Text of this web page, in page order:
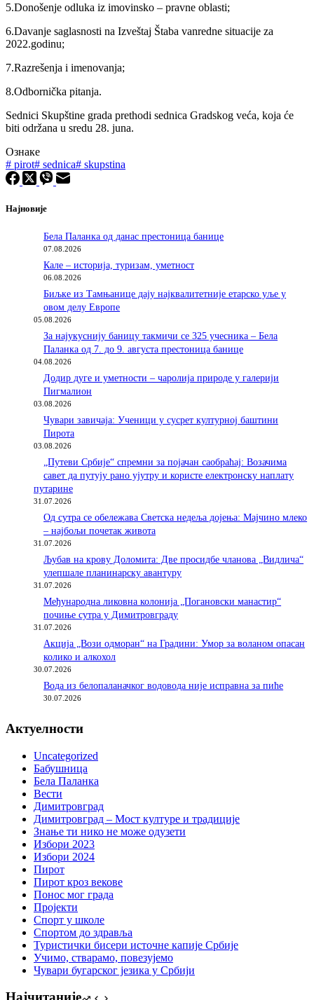
5.Donošenje odluka iz imovinsko – pravne oblasti;
6.Davanje saglasnosti na Izveštaj Štaba vanredne situacije za
2022.godinu;
7.Razrešenja i imenovanja;
8.Odbornička pitanja.
Sednici Skupštine grada prethodi sednica Gradskog veća, koja će
biti održana u sredu 28. juna.
Ознаке
# pirot# sednica# skupstina
Најновије
Бела Паланка од данас престоница банице
07.08.2026
Кале – историја, туризам, уметност
06.08.2026
Биљке из Тамњанице дају најквалитетније етарско уље у
овом делу Европе
05.08.2026
За најукуснију баницу такмичи се 325 учесника – Бела
Паланка од 7. до 9. августа престоница банице
04.08.2026
Додир дуге и уметности – чаролија природе у галерији
Пигмалион
03.08.2026
Чувари завичаја: Ученици у сусрет културној баштини
Пирота
03.08.2026
„Путеви Србије“ спремни за појачан саобраћај: Возачима
савет да путују рано ујутру и користе електронску наплату
путарине
31.07.2026
Од сутра се обележава Светска недеља дојења: Мајчино млеко
– најбољи почетак живота
31.07.2026
Љубав на крову Доломита: Две просидбе чланова „Видлича“
улепшале планинарску авантуру
31.07.2026
Међународна ликовна колонија „Погановски манастир“
почиње сутра у Димитровграду
31.07.2026
Акција „Вози одморан“ на Градини: Умор за воланом опасан
колико и алкохол
30.07.2026
Вода из белопаланачког водовода није исправна за пиће
30.07.2026
Актуелности
Uncategorized
Бабушница
Бела Паланка
Вести
Димитровград
Димитровград – Мост културе и традиције
Знање ти нико не може одузети
Избори 2023
Избори 2024
Пирот
Пирот кроз векове
Понос мог града
Пројекти
Спорт у школе
Спортом до здравља
Туристички бисери источне капије Србије
Учимо, стварамо, повезујемо
Чувари бугарског језика у Србији